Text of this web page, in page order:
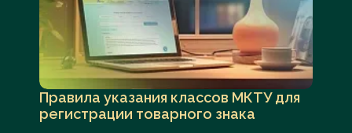
Правила указания классов МКТУ для
регистрации товарного знака